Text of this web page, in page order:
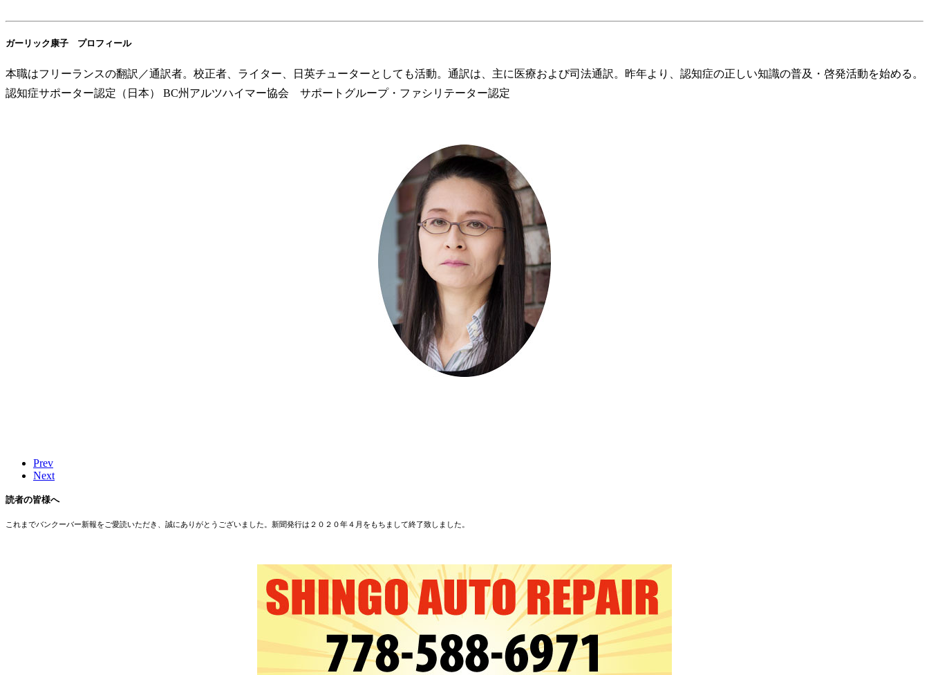
ガーリック康子 プロフィール
本職はフリーランスの翻訳／通訳者。校正者、ライター、日英チューターとしても活動。通訳は、主に医療および司法通訳。昨年より、認知症の正しい知識の普及・啓発活動を始める。
認知症サポーター認定（日本） BC州アルツハイマー協会 サポートグループ・ファシリテーター認定
Prev
Next
読者の皆様へ
これまでバンクーバー新報をご愛読いただき、誠にありがとうございました。新聞発行は２０２０年４月をもちまして終了致しました。